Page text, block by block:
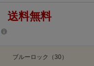
送料無料
ブルーロック（30）